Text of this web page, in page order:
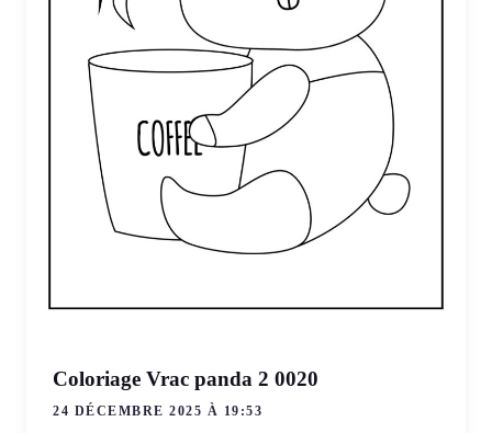
Coloriage Vrac panda 2 0020
24 DÉCEMBRE 2025 À 19:53